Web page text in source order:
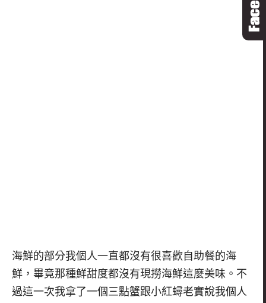
海鮮的部分我個人一直都沒有很喜歡自助餐的海
鮮，畢竟那種鮮甜度都沒有現撈海鮮這麼美味。不
過這一次我拿了一個三點蟹跟小紅蟳老實說我個人